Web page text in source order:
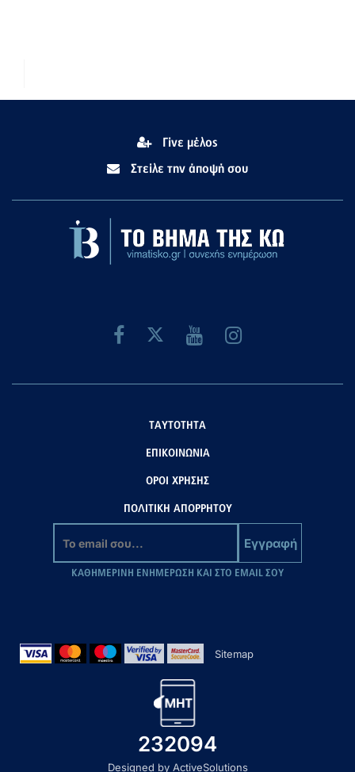
Γίνε μέλος
Στείλε την άποψή σου
ΤΑΥΤΟΤΗΤΑ
ΕΠΙΚΟΙΝΩΝΙΑ
ΟΡΟΙ ΧΡΗΣΗΣ
ΠΟΛΙΤΙΚΗ ΑΠΟΡΡΗΤΟΥ
Εγγραφή
ΚΑΘΗΜΕΡΙΝΗ ΕΝΗΜΕΡΩΣΗ ΚΑΙ ΣΤΟ EMAIL ΣΟΥ
Sitemap
232094
Designed by ActiveSolutions